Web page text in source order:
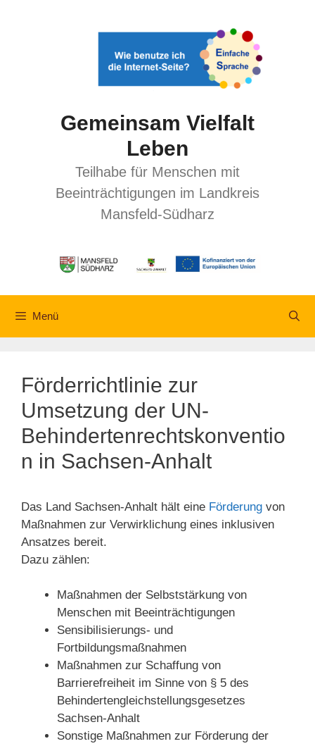
Gemeinsam Vielfalt
Leben
Teilhabe für Menschen mit
Beeinträchtigungen im Landkreis
Mansfeld-Südharz
Menü
Förderrichtlinie zur
Umsetzung der UN-
Behindertenrechtskonventio
n in Sachsen-Anhalt
Das Land Sachsen-Anhalt hält eine Förderung von
Maßnahmen zur Verwirklichung eines inklusiven
Ansatzes bereit.
Dazu zählen:
Maßnahmen der Selbststärkung von
Menschen mit Beeinträchtigungen
Sensibilisierungs- und
Fortbildungsmaßnahmen
Maßnahmen zur Schaffung von
Barrierefreiheit im Sinne von § 5 des
Behindertengleichstellungsgesetzes
Sachsen-Anhalt
Sonstige Maßnahmen zur Förderung der